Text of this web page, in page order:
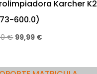
Karcher K2
600.0)
€ El
era:
99,99 €El
es: